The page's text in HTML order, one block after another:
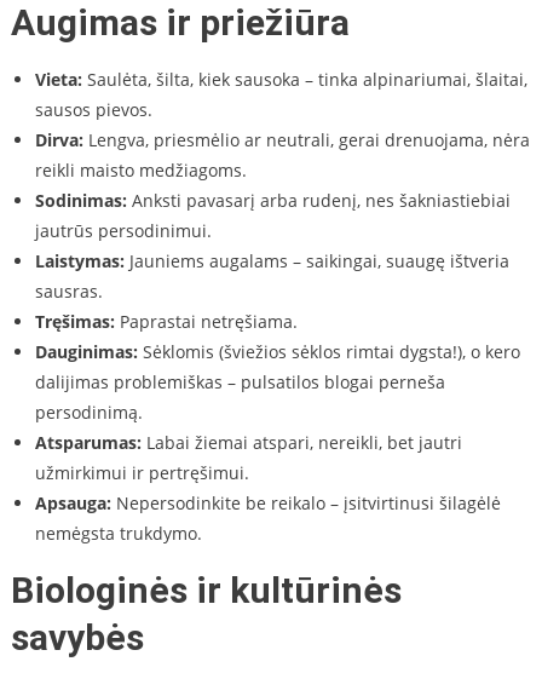
Augimas ir priežiūra
Vieta: Saulėta, šilta, kiek sausoka – tinka alpinariumai, šlaitai,
sausos pievos.
Dirva: Lengva, priesmėlio ar neutrali, gerai drenuojama, nėra
reikli maisto medžiagoms.
Sodinimas: Anksti pavasarį arba rudenį, nes šakniastiebiai
jautrūs persodinimui.
Laistymas: Jauniems augalams – saikingai, suaugę ištveria
sausras.
Tręšimas: Paprastai netręšiama.
Dauginimas: Sėklomis (šviežios sėklos rimtai dygsta!), o kero
dalijimas problemiškas – pulsatilos blogai perneša
persodinimą.
Atsparumas: Labai žiemai atspari, nereikli, bet jautri
užmirkimui ir pertręšimui.
Apsauga: Nepersodinkite be reikalo – įsitvirtinusi šilagėlė
nemėgsta trukdymo.
Biologinės ir kultūrinės
savybės